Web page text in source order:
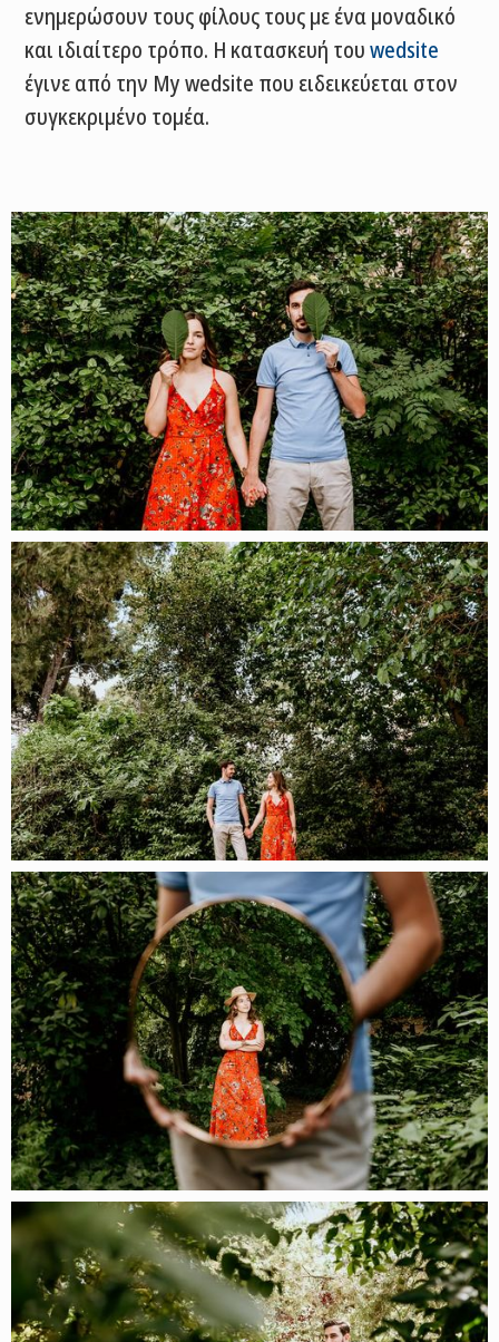
ενημερώσουν τους φίλους τους με ένα μοναδικό
και ιδιαίτερο τρόπο. Η κατασκευή τουwedsite
έγινε από την My wedsite που ειδεικεύεται στον
συγκεκριμένο τομέα.